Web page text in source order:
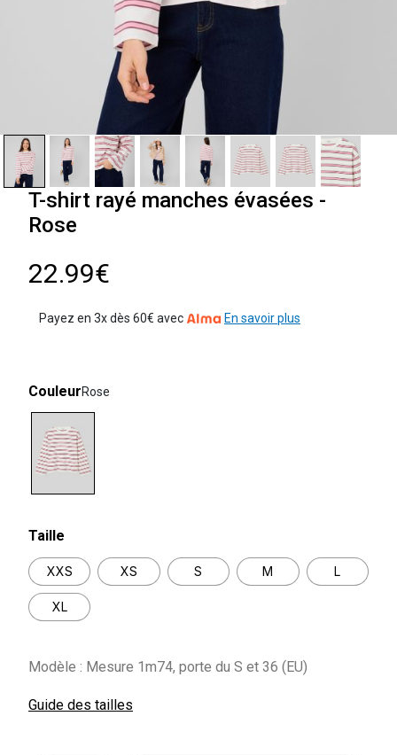
T-shirt rayé manches évasées -
Rose
22.99€
Payez en 3x dès 60€ avec En savoir plus
CouleurRose
Taille
XXS XS S M L
XL
Modèle : Mesure 1m74, porte du S et 36 (EU)
Guide des tailles